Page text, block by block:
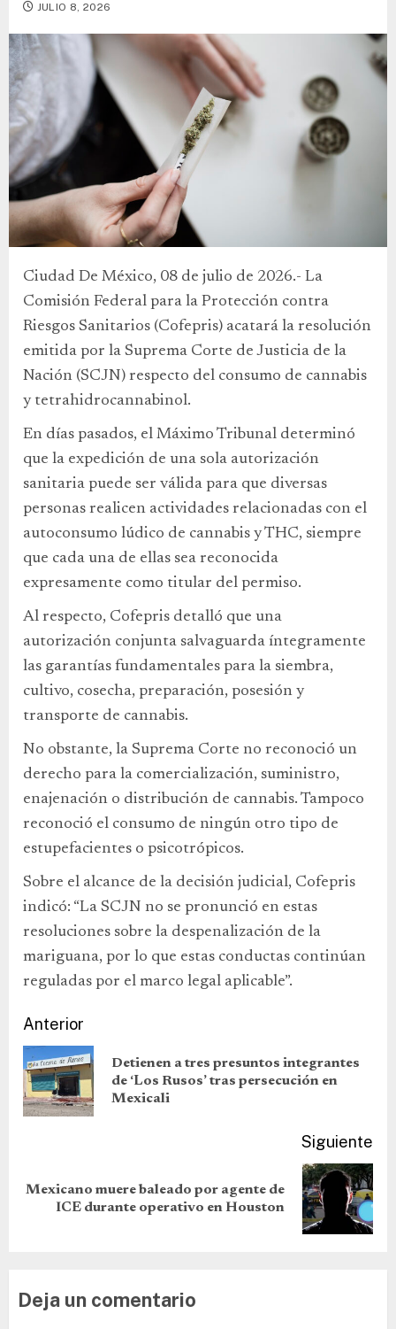
JULIO 8, 2026
Ciudad De México, 08 de julio de 2026.- La
Comisión Federal para la Protección contra
Riesgos Sanitarios (Cofepris) acatará la resolución
emitida por la Suprema Corte de Justicia de la
Nación (SCJN) respecto del consumo de cannabis
y tetrahidrocannabinol.
En días pasados, el Máximo Tribunal determinó
que la expedición de una sola autorización
sanitaria puede ser válida para que diversas
personas realicen actividades relacionadas con el
autoconsumo lúdico de cannabis y THC, siempre
que cada una de ellas sea reconocida
expresamente como titular del permiso.
Al respecto, Cofepris detalló que una
autorización conjunta salvaguarda íntegramente
las garantías fundamentales para la siembra,
cultivo, cosecha, preparación, posesión y
transporte de cannabis.
No obstante, la Suprema Corte no reconoció un
derecho para la comercialización, suministro,
enajenación o distribución de cannabis. Tampoco
reconoció el consumo de ningún otro tipo de
estupefacientes o psicotrópicos.
Sobre el alcance de la decisión judicial, Cofepris
indicó: “La SCJN no se pronunció en estas
resoluciones sobre la despenalización de la
mariguana, por lo que estas conductas continúan
reguladas por el marco legal aplicable”.
Anterior
Detienen a tres presuntos integrantes
de ‘Los Rusos’ tras persecución en
Mexicali
Siguiente
Mexicano muere baleado por agente de
ICE durante operativo en Houston
Deja un comentario